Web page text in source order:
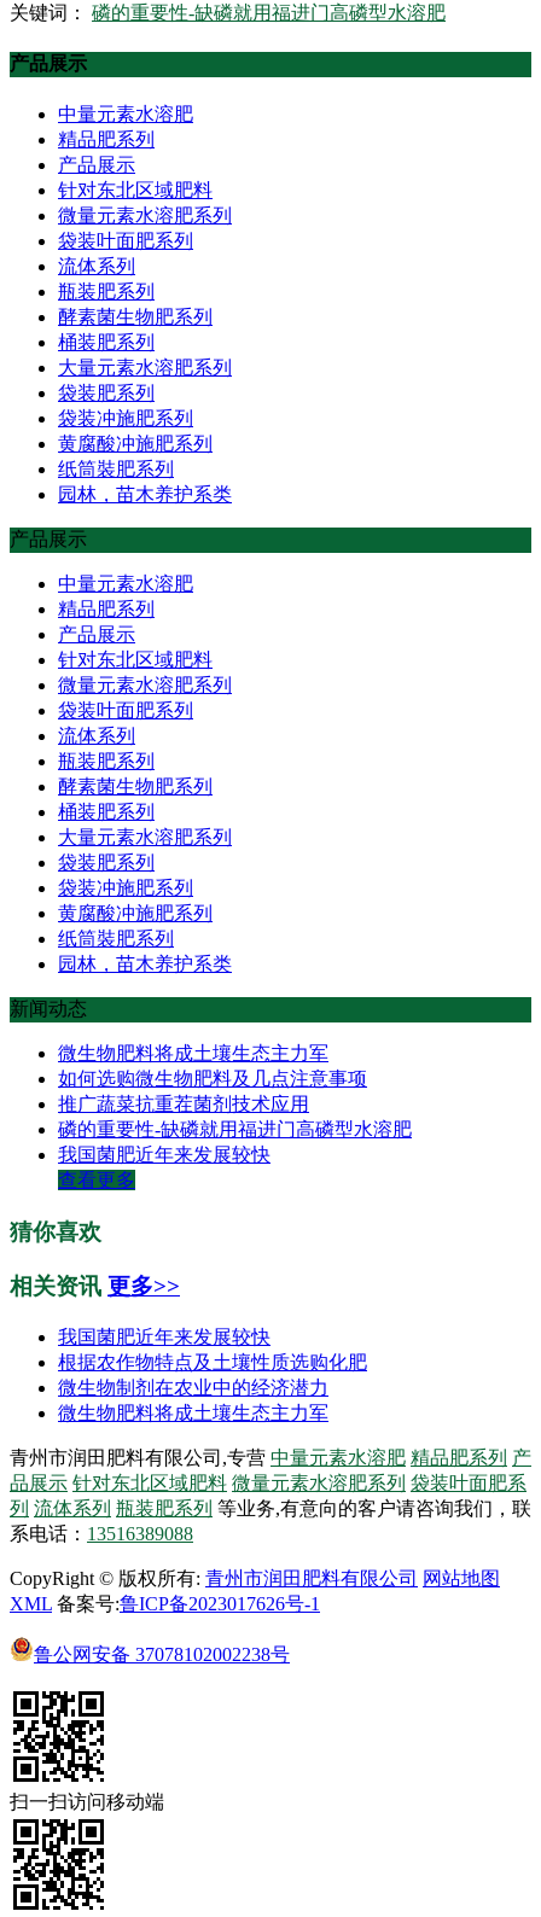
关键词： 磷的重要性-缺磷就用福进门高磷型水溶肥
产品展示
中量元素水溶肥
精品肥系列
产品展示
针对东北区域肥料
微量元素水溶肥系列
袋装叶面肥系列
流体系列
瓶装肥系列
酵素菌生物肥系列
桶装肥系列
大量元素水溶肥系列
袋装肥系列
袋装冲施肥系列
黄腐酸冲施肥系列
纸筒裝肥系列
园林，苗木养护系类
产品展示
中量元素水溶肥
精品肥系列
产品展示
针对东北区域肥料
微量元素水溶肥系列
袋装叶面肥系列
流体系列
瓶装肥系列
酵素菌生物肥系列
桶装肥系列
大量元素水溶肥系列
袋装肥系列
袋装冲施肥系列
黄腐酸冲施肥系列
纸筒裝肥系列
园林，苗木养护系类
新闻动态
微生物肥料将成土壤生态主力军
如何选购微生物肥料及几点注意事项
推广蔬菜抗重茬菌剂技术应用
磷的重要性-缺磷就用福进门高磷型水溶肥
我国菌肥近年来发展较快
查看更多
猜你喜欢
相关资讯 更多>>
我国菌肥近年来发展较快
根据农作物特点及土壤性质选购化肥
微生物制剂在农业中的经济潜力
微生物肥料将成土壤生态主力军
青州市润田肥料有限公司,专营 中量元素水溶肥 精品肥系列 产
品展示 针对东北区域肥料 微量元素水溶肥系列 袋装叶面肥系
列 流体系列 瓶装肥系列 等业务,有意向的客户请咨询我们，联
系电话： 13516389088
CopyRight © 版权所有: 青州市润田肥料有限公司 网站地图
XML 备案号:鲁ICP备2023017626号-1
鲁公网安备 37078102002238号
扫一扫访问移动端